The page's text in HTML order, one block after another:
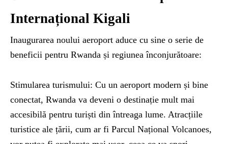
Internațional Kigali
Inaugurarea noului aeroport aduce cu sine o serie de
beneficii pentru Rwanda și regiunea înconjurătoare:
Stimularea turismului: Cu un aeroport modern și bine
conectat, Rwanda va deveni o destinație mult mai
accesibilă pentru turiști din întreaga lume. Atracțiile
turistice ale țării, cum ar fi Parcul Național Volcanoes,